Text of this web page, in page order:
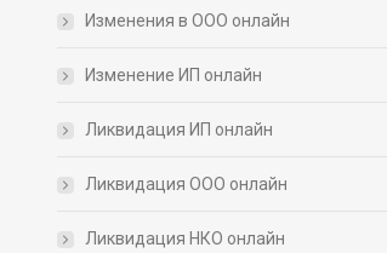
Изменения в ООО онлайн
Изменение ИП онлайн
Ликвидация ИП онлайн
Ликвидация ООО онлайн
Ликвидация НКО онлайн